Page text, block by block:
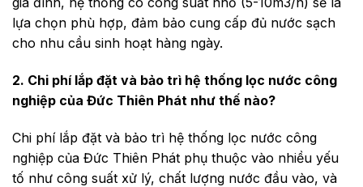
lựa chọn phù hợp, đảm bảo cung cấp đủ nước sạch
cho nhu cầu sinh hoạt hàng ngày.
2. Chi phí lắp đặt và bảo trì hệ thống lọc nước công
nghiệp của Đức Thiên Phát như thế nào?
Chi phí lắp đặt và bảo trì hệ thống lọc nước công
nghiệp của Đức Thiên Phát phụ thuộc vào nhiều yếu
tố như công suất xử lý, chất lượng nước đầu vào, và